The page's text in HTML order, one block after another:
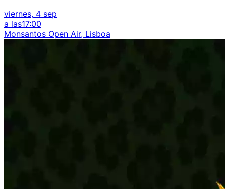
viernes, 4 sep
a las17:00
Monsantos Open Air, Lisboa